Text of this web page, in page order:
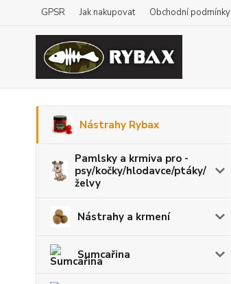
GPSR Jak nakupovat Obchodní podmínky
Nástrahy Rybax
Pamlsky a krmiva pro -
psy/kočky/hlodavce/ptáky/
želvy
Nástrahy a krmení
Sumcařina